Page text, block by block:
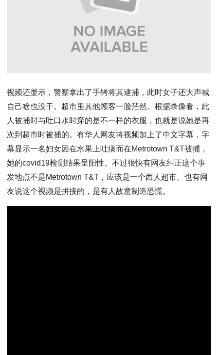
视频还显示，警察拿出了手铐将其逮捕，此时女子还大声喊
自己啥也没干。超市里其他顾客一脸茫然。根据录像看，此
人被捕时与吐口水时穿的是不一样的衣服，也就是说她是再
次到超市时被捕的。有华人网友将视频加上了中文字幕，字
幕显示一名妇女因在水果上吐痰而在Metrotown T&T被捕，
她的covid19检测结果呈阳性。不过很快有网友纠正这个事
发地点不是Metrotown T&T，应该是一个西人超市。也有网
友说这个视频是拼接的，是有人故意制造恐慌。